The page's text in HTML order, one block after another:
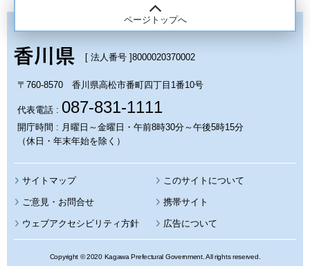
ページトップへ
[ 法人番号 ]8000020370002
〒760-8570 香川県高松市番町四丁目1番10号
代表電話 : 087-831-1111
開庁時間 : 月曜日～金曜日・午前8時30分～午後5時15分
（休日・年末年始を除く）
サイトマップ このサイトについて
携帯サイト
ウェブアクセシビリティ方針 広告について
Copyright © 2020 Kagawa Prefectural Government. All rights reserved.